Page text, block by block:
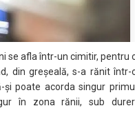
se afla într-un cimitir, pentru
din greșeală, s-a rănit într-
poate acorda singur
în zona rănii, sub